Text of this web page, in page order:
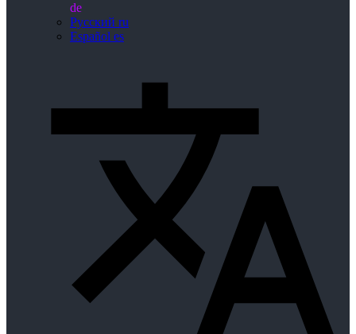
de
Русский ru
Español es